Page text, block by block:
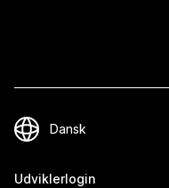
Udviklerlogin